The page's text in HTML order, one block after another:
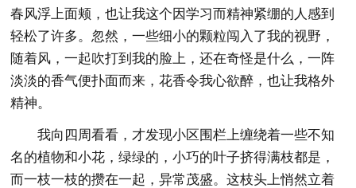
春风浮上面颊，也让我这个因学习而精神紧绷的人感到
轻松了许多。忽然，一些细小的颗粒闯入了我的视野，
随着风，一起吹打到我的脸上，还在奇怪是什么，一阵
淡淡的香气便扑面而来，花香令我心欲醉，也让我格外
精神。
我向四周看看，才发现小区围栏上缠绕着一些不知
名的植物和小花，绿绿的，小巧的叶子挤得满枝都是，
而一枝一枝的攒在一起，异常茂盛。这枝头上悄然立着